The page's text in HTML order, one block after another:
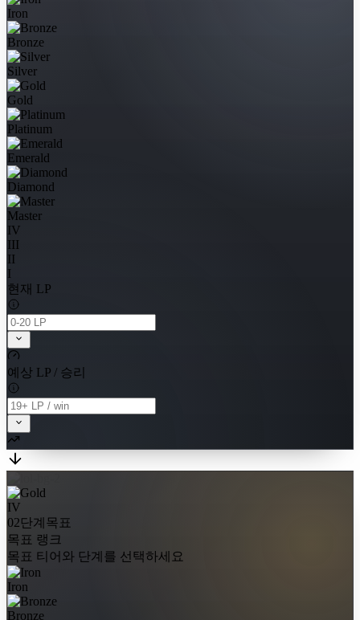
Iron
Bronze
Silver
Gold
Platinum
Emerald
Diamond
Master
IV
III
II
I
현재 LP
예상 LP / 승리
IV
02단계 목표
목표 랭크
목표 티어와 단계를 선택하세요
Iron
Bronze